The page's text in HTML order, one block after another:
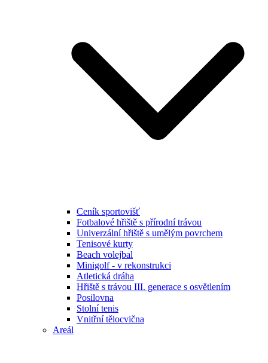
Ceník sportovišť
Fotbalové hřiště s přírodní trávou
Univerzální hřiště s umělým povrchem
Tenisové kurty
Beach volejbal
Minigolf - v rekonstrukci
Atletická dráha
Hřiště s trávou III. generace s osvětlením
Posilovna
Stolní tenis
Vnitřní tělocvična
Areál